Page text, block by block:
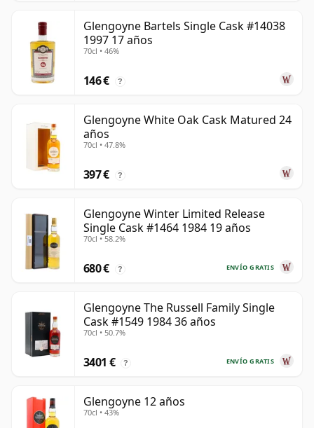
Glengoyne Bartels Single Cask #14038
1997 17 años
70cl • 46%
146 € ?
Glengoyne White Oak Cask Matured 24
años
70cl • 47.8%
397 € ?
Glengoyne Winter Limited Release
Single Cask #1464 1984 19 años
70cl • 58.2%
ENVÍO GRATIS
680 € ?
Glengoyne The Russell Family Single
Cask #1549 1984 36 años
70cl • 50.7%
ENVÍO GRATIS
3401 € ?
Glengoyne 12 años
70cl • 43%